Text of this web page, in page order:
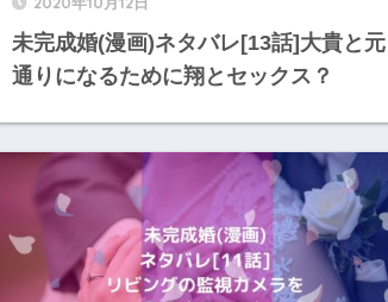
未完成婚(漫画)ネタバレ[13話]大貴と元
通りになるために翔とセックス？